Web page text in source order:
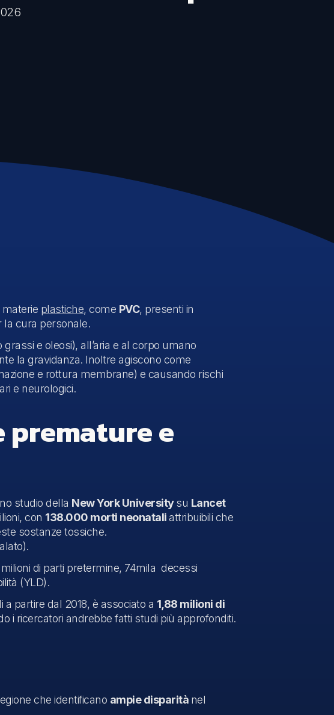
plastiche, come PVC, presenti in
la cura personale.
e oleosi), all’aria e al corpo umano
la gravidanza. Inoltre agiscono come
e rottura membrane) e causando rischi
e neurologici.
e
studio della New York Universitysu Lancet
con 138.000 morti neonataliattribuibili che
sostanze tossiche.
milioni di parti pretermine, 74mila decessi
(YLD).
a partire dal 2018, è associato a 1,88 milioni di
i ricercatori andrebbe fatti studi più approfonditi.
che identificano ampie disparità nel